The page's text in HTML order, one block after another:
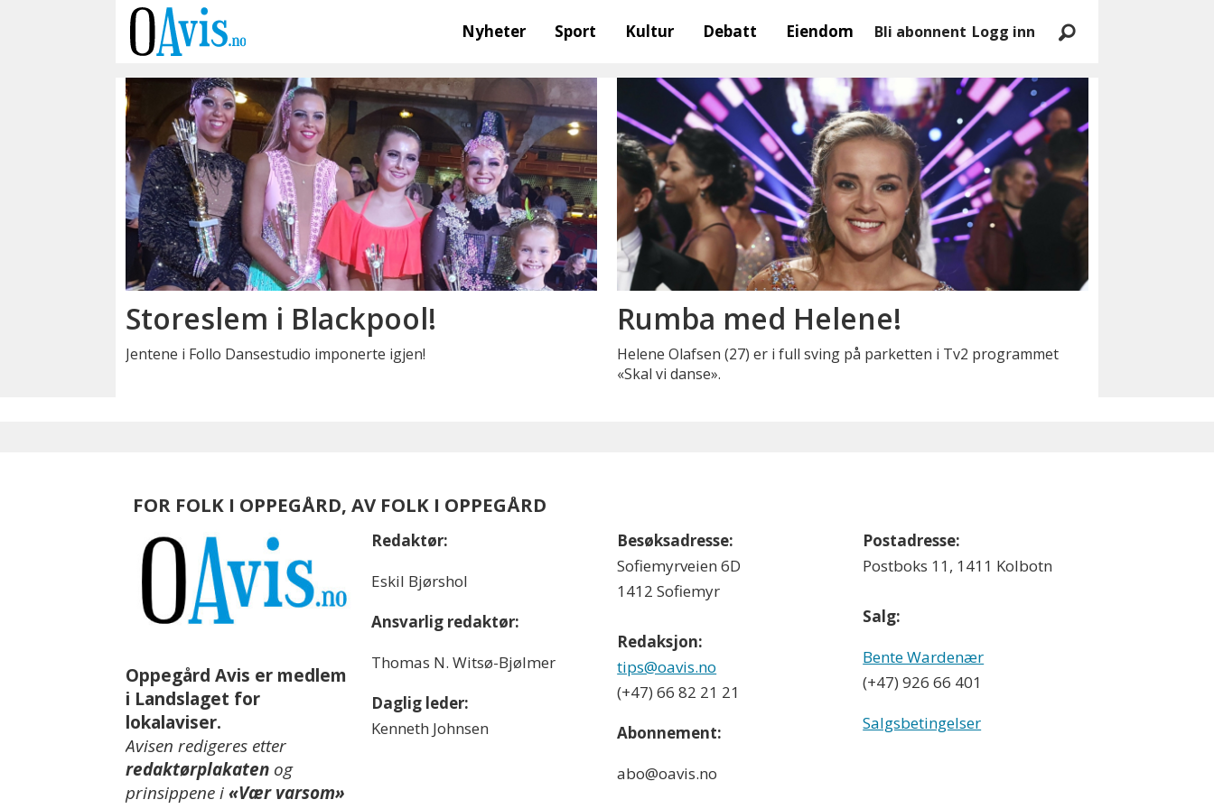
Nyheter Sport Kultur Debatt Eiendom Bli abonnent Logg inn
dansing
Storeslem i Blackpool!
Jentene i Follo Dansestudio imponerte igjen!
Rumba med Helene!
Helene Olafsen (27) er i full sving på parketten i Tv2 programmet
«Skal vi danse».
FOR FOLK I OPPEGÅRD, AV FOLK I OPPEGÅRD
Oppegård Avis er medlem
i Landslaget for
lokalaviser.
Avisen redigeres etter
redaktørplakaten og
prinsippene i«Vær varsom»
Redaktør:
Eskil Bjørshol
Ansvarlig redaktør:
Thomas N. Witsø-Bjølmer
Daglig leder:
Kenneth Johnsen
Besøksadresse:
Sofiemyrveien 6D
1412 Sofiemyr
Redaksjon:
tips@oavis.no
(+47) 66 82 21 21
Abonnement:
abo@oavis.no
Postadresse:
Postboks 11, 1411 Kolbotn
Salg:
Bente Wardenær
(+47) 926 66 401
Salgsbetingelser